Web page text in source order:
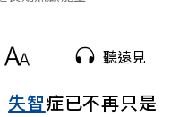
聽遠見
失智症已不再只是